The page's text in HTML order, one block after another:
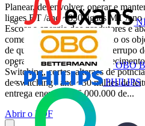
OBO
PHILIPS
Planear, desenvolver, operar e
ligaes BT /ano ~830 ligaes MT /
Escoar a energia dos produtores e
comercializadoras, cumprindo os
de qualidade e tempos de interrupo
operaes / ano . Repor o
Switching, cortes, alteraes de
de switching / ano ~30 milhes de
entrega energia a ~6.000.000 de...
Abrir o PDF